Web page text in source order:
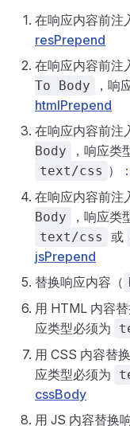
在响应内容前注
resPrepend
在响应内容前注
To Body
，响
htmlPrepend
在响应内容前注
Body
，响应类
text/css ）：
在响应内容前注
Body
，响应类
text/css 或
jsPrepend
替换响应内容（
用 HTML 内容
应类型必须为
用 CSS 内容替
应类型必须为
cssBody
用 JS 内容替换